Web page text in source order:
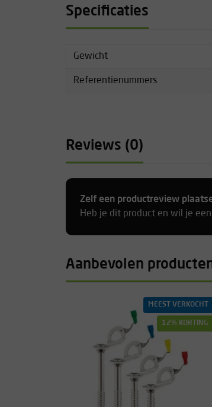
Specificaties
Gewicht
Referentienummers
Reviews (0)
Zelf een productreview
Heb je dit product en wil je
Aanbevolen
MEEST VERKOCHT
12% KORTING